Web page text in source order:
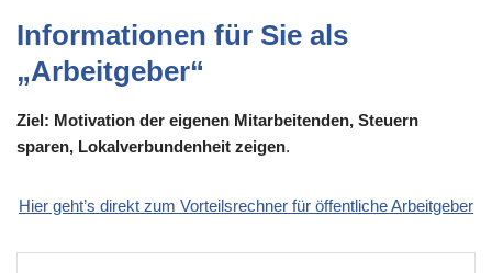
Informationen für Sie als
„Arbeitgeber“
Ziel: Motivation der eigenen Mitarbeitenden, Steuern
sparen, Lokalverbundenheit zeigen.
Hier geht’s direkt zum Vorteilsrechner für öffentliche Arbeitgeber